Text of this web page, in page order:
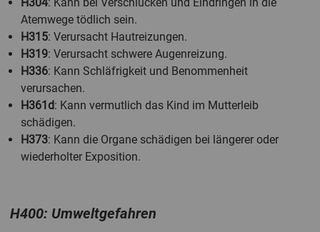
Atemwege tödlich sein.
H315: Verursacht Hautreizungen.
H319: Verursacht schwere Augenreizung.
H336: Kann Schläfrigkeit und Benommenheit
verursachen.
H361d: Kann vermutlich das Kind im Mutterleib
schädigen.
H373: Kann die Organe schädigen bei längerer oder
wiederholter Exposition.
H400: Umweltgefahren